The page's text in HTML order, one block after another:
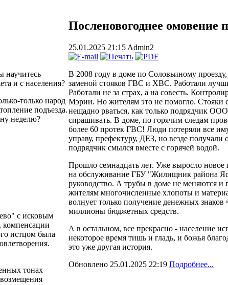
и с населения?
только народ
подъезда.
неделю?
с исковым
компенсации
истцом была
тонах
Посленовогоднее омовение
25.01.2025 21:15 Admin2
В 2008 году в доме по Соловьиному
заменой стояков ГВС и ХВС. Работали
Работали не за страх, а на совесть.
Мэрии. Но жителям это не помогло. Стояки
нещадно рваться, как только подрядчик
спрашивать. В доме, по горячим следам
более 60 протек ГВС! Люди потеряли все
управу, префектуру, ДЕЗ, но везде
подрядчик смылся вместе с горячей водой.
Прошло семнадцать лет. Уже выросло новое
на обслуживание ГБУ "Жилищник района
руководство. А трубы в доме не меняются и
жителям многочисленные хлопоты и
волнует только получение денежных знаков
миллионы бюджетных средств.
А в остальном, все прекрасно - население
некоторое время тишь и гладь, и божья
это уже другая история.
Обновлено 25.01.2025 22:19 Подробнее...